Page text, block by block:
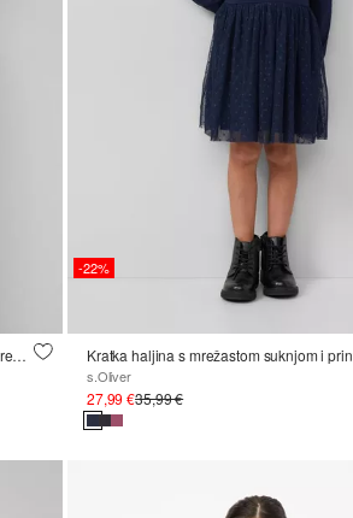
Zrakoplovana baršunasta haljina sa šljokicama, izrezom i mašnom
-22%
s.Oliver
27,99 €35,99 €